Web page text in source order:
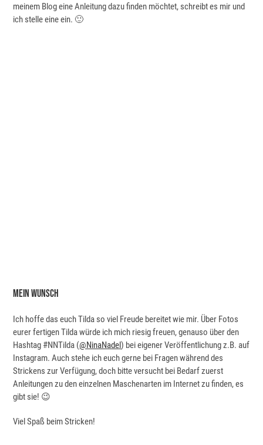
meinem Blog eine Anleitung dazu finden möchtet, schreibt es mir und
ich stelle eine ein. 🙂
Mein Wunsch
Ich hoffe das euch Tilda so viel Freude bereitet wie mir. Über Fotos
eurer fertigen Tilda würde ich mich riesig freuen, genauso über den
Hashtag #NNTilda (@NinaNadel) bei eigener Veröffentlichung z.B. auf
Instagram. Auch stehe ich euch gerne bei Fragen während des
Strickens zur Verfügung, doch bitte versucht bei Bedarf zuerst
Anleitungen zu den einzelnen Maschenarten im Internet zu finden, es
gibt sie! 😉
Viel Spaß beim Stricken!